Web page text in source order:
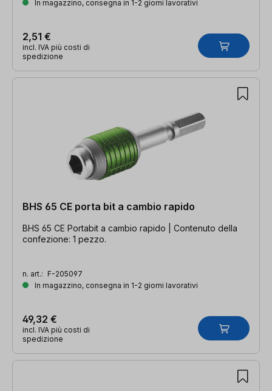
In magazzino, consegna in 1-2 giorni lavorativi
2,51 €
incl. IVA più costi di
spedizione
BHS 65 CE porta bit a cambio rapido
BHS 65 CE Portabit a cambio rapido | Contenuto della
confezione: 1 pezzo.
n. art.: F-205097
In magazzino, consegna in 1-2 giorni lavorativi
49,32 €
incl. IVA più costi di
spedizione